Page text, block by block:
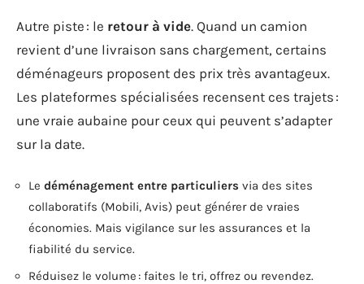
Autre piste : le retour à vide. Quand un camion
revient d’une livraison sans chargement, certains
déménageurs proposent des prix très avantageux.
Les plateformes spécialisées recensent ces trajets :
une vraie aubaine pour ceux qui peuvent s’adapter
sur la date.
Le déménagement entre particuliers via des sites
collaboratifs (Mobili, Avis) peut générer de vraies
économies. Mais vigilance sur les assurances et la
fiabilité du service.
Réduisez le volume : faites le tri, offrez ou revendez.